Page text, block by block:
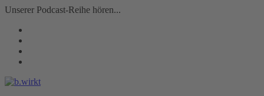
Unserer Podcast-Reihe hören...